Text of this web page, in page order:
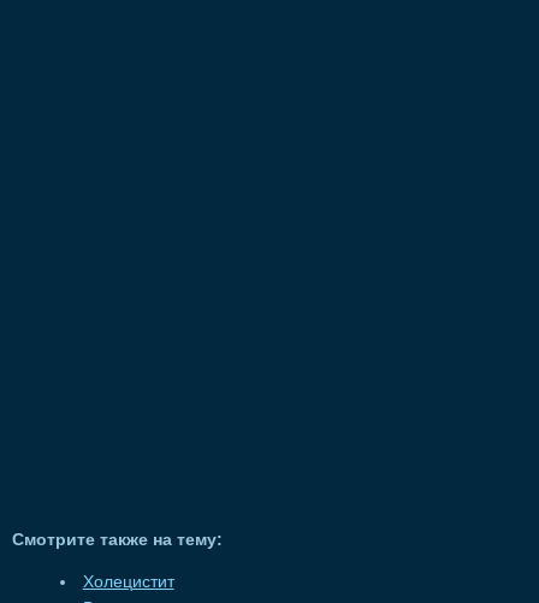
Смотрите также на тему:
Холецистит